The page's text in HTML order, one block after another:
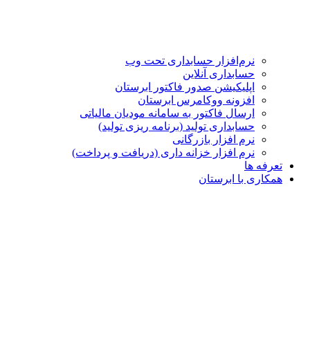
نرم‌افزار حسابداری تحت وب
حسابداری آنلاین
اپلیکیشن صدور فاکتور ابرستان
افزونه ووکامرس ابرستان
ارسال فاکتور به سامانه مودیان مالیاتی
حسابداری تولید (برنامه ریزی تولید)
نرم افزار بازرگانی
نرم افزار خزانه داری (دریافت و پرداخت)
تعرفه ها
همکاری با ابرستان